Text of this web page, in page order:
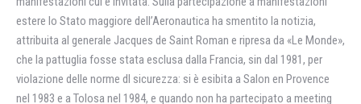
estere lo Stato maggiore dell’Aeronautica ha smentito la notizia,
attribuita al generale Jacques de Saint Roman e ripresa da «Le Monde»,
che la pattuglia fosse stata esclusa dalla Francia, sin dal 1981, per
violazione delle norme dl sicurezza: si è esibita a Salon en Provence
nel 1983 e a Tolosa nel 1984, e quando non ha partecipato a meeting